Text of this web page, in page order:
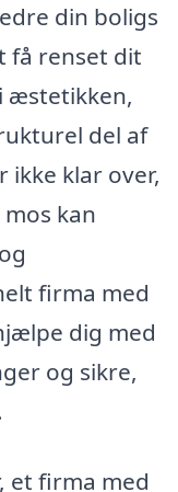
din boligs
få renset dit
æstetikken,
del af
ikke klar over,
kan
firma med
dig med
og sikre,
et firma med